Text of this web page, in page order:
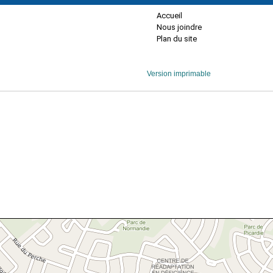
Accueil
Nous joindre
Plan du site
Version imprimable